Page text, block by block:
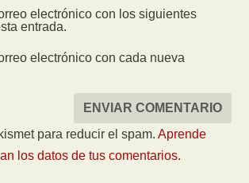
electrónico con los siguientes
entrada.
electrónico con cada nueva
para reducir el spam.Aprende
los datos de tus comentarios.